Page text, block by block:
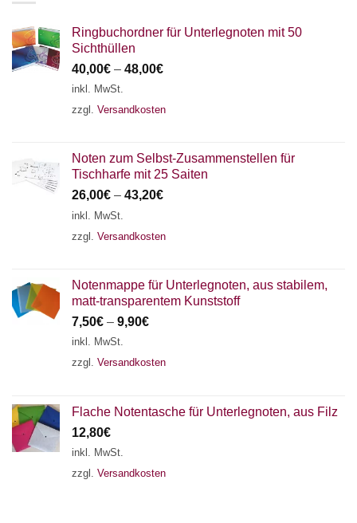
Ringbuchordner für Unterlegnoten mit 50
Sichthüllen
40,00€ – 48,00€
inkl. MwSt.
zzgl. Versandkosten
Noten zum Selbst-Zusammenstellen für
Tischharfe mit 25 Saiten
26,00€ – 43,20€
inkl. MwSt.
zzgl. Versandkosten
Notenmappe für Unterlegnoten, aus stabilem,
matt-transparentem Kunststoff
7,50€ – 9,90€
inkl. MwSt.
zzgl. Versandkosten
Flache Notentasche für Unterlegnoten, aus Filz
12,80€
inkl. MwSt.
zzgl. Versandkosten